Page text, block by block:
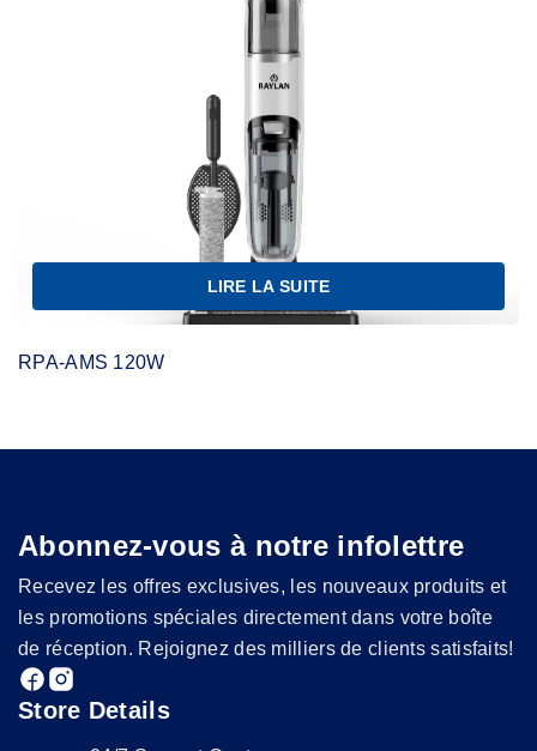
LIRE LA SUITE
RPA-AMS 120W
Abonnez-vous à notre infolettre
Recevez les offres exclusives, les nouveaux produits et
les promotions spéciales directement dans votre boîte
de réception. Rejoignez des milliers de clients satisfaits!
Store Details